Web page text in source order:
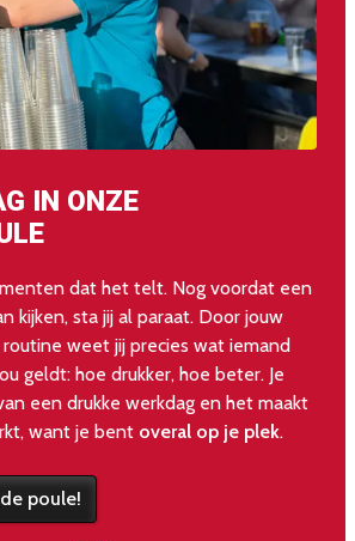
IN ONZE
dat het telt. Nog voordat een
kijken, sta jij al paraat. Door jouw
routine weet jij precies wat iemand
geldt: hoe drukker, hoe beter. Je
een drukke werkdag en het maakt
want je bent overal op je plek.
poule!